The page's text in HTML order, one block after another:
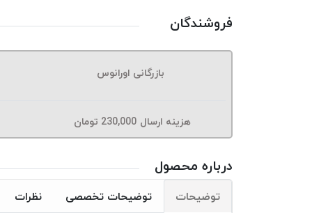
فروشندگان
بازرگانی اورانوس
هزینه ارسال 230,000 تومان
درباره محصول
توضیحات توضیحات تخصصی نظرات